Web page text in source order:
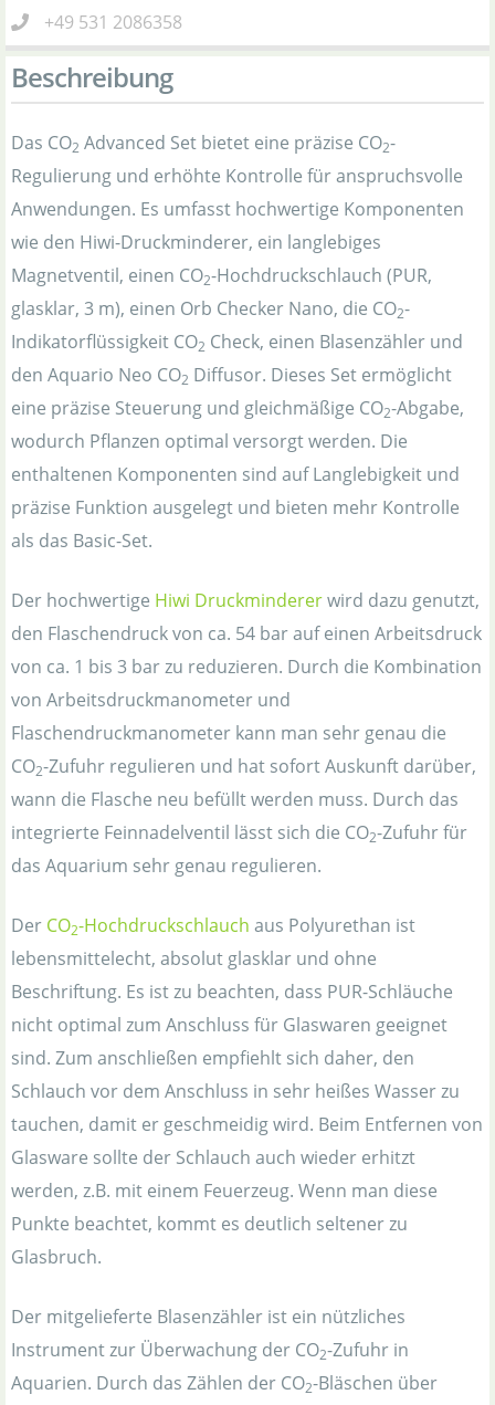
+49 531 2086358
Beschreibung
Das CO2 Advanced Set bietet eine präzise CO2-
Regulierung und erhöhte Kontrolle für anspruchsvolle
Anwendungen. Es umfasst hochwertige Komponenten
wie den Hiwi-Druckminderer, ein langlebiges
Magnetventil, einen CO2-Hochdruckschlauch (PUR,
glasklar, 3 m), einen Orb Checker Nano, die CO2-
Indikatorflüssigkeit CO2 Check, einen Blasenzähler und
den Aquario Neo CO2 Diffusor. Dieses Set ermöglicht
eine präzise Steuerung und gleichmäßige CO2-Abgabe,
wodurch Pflanzen optimal versorgt werden. Die
enthaltenen Komponenten sind auf Langlebigkeit und
präzise Funktion ausgelegt und bieten mehr Kontrolle
als das Basic-Set.
Der hochwertige Hiwi Druckmindererwird dazu genutzt,
den Flaschendruck von ca. 54 bar auf einen Arbeitsdruck
von ca. 1 bis 3 bar zu reduzieren. Durch die Kombination
von Arbeitsdruckmanometer und
Flaschendruckmanometer kann man sehr genau die
CO2-Zufuhr regulieren und hat sofort Auskunft darüber,
wann die Flasche neu befüllt werden muss. Durch das
integrierte Feinnadelventil lässt sich die CO2-Zufuhr für
das Aquarium sehr genau regulieren.
Der CO2-Hochdruckschlauch aus Polyurethan ist
lebensmittelecht, absolut glasklar und ohne
Beschriftung. Es ist zu beachten, dass PUR-Schläuche
nicht optimal zum Anschluss für Glaswaren geeignet
sind. Zum anschließen empfiehlt sich daher, den
Schlauch vor dem Anschluss in sehr heißes Wasser zu
tauchen, damit er geschmeidig wird. Beim Entfernen von
Glasware sollte der Schlauch auch wieder erhitzt
werden, z.B. mit einem Feuerzeug. Wenn man diese
Punkte beachtet, kommt es deutlich seltener zu
Glasbruch.
Der mitgelieferte Blasenzähler ist ein nützliches
Instrument zur Überwachung der CO2-Zufuhr in
Aquarien. Durch das Zählen der CO2-Bläschen über